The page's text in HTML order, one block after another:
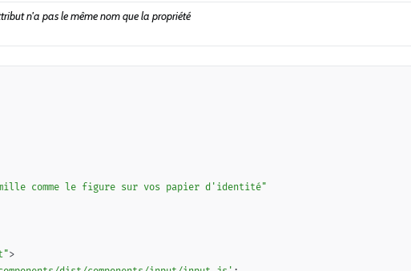
n'a pas le même nom que la propriété
comme le figure sur vos papier d' identité"
">